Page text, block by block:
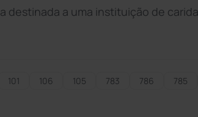
destinada a uma instituição de
101 106 105 783 786 785